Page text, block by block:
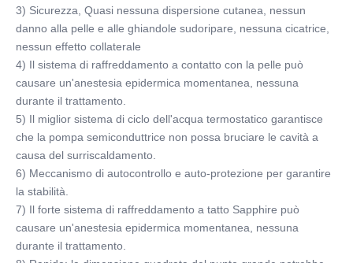
3) Sicurezza, Quasi nessuna dispersione cutanea, nessun
danno alla pelle e alle ghiandole sudoripare, nessuna cicatrice,
nessun effetto collaterale
4) Il sistema di raffreddamento a contatto con la pelle può
causare un'anestesia epidermica momentanea, nessuna
durante il trattamento.
5) Il miglior sistema di ciclo dell'acqua termostatico garantisce
che la pompa semiconduttrice non possa bruciare le cavità a
causa del surriscaldamento.
6) Meccanismo di autocontrollo e auto-protezione per garantire
la stabilità.
7) Il forte sistema di raffreddamento a tatto Sapphire può
causare un'anestesia epidermica momentanea, nessuna
durante il trattamento.